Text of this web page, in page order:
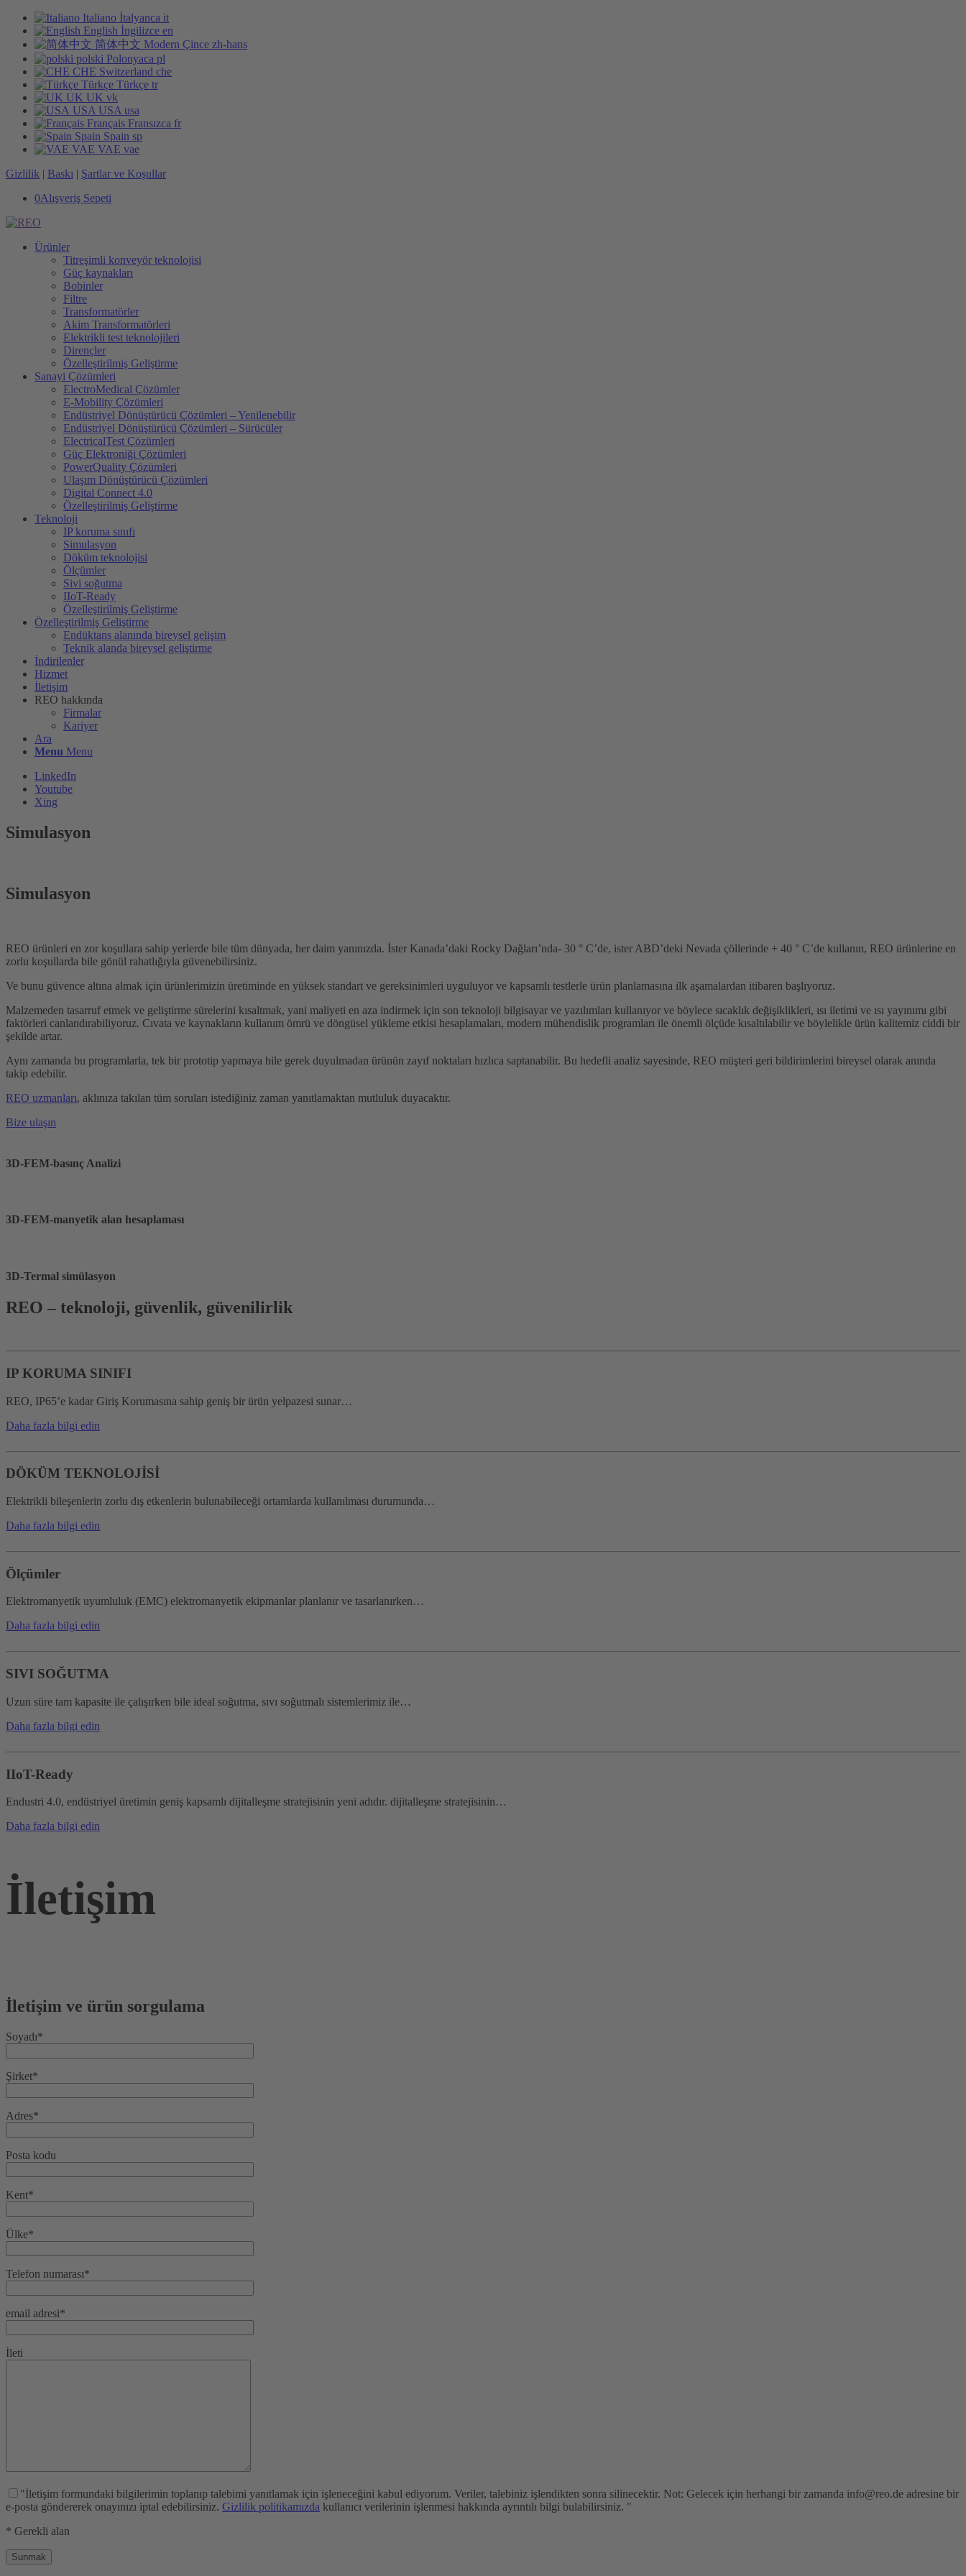
Italiano İtalyanca it
English İngilizce en
简体中文 Modern Çince zh-hans
polski Polonyaca pl
CHE Switzerland che
Türkçe Türkçe tr
UK UK vk
USA USA usa
Français Fransızca fr
Spain Spain sp
VAE VAE vae
Gizlilik | Baskı | Şartlar ve Koşullar
0Alışveriş Sepeti
Ürünler
Titreşimli konveyör teknolojisi
Güç kaynakları
Bobinler
Filtre
Transformatörler
Akim Transformatörleri
Elektrikli test teknolojileri
Dirençler
Özelleştirilmiş Geliştirme
Sanayi Çözümleri
ElectroMedical Çözümler
E-Mobility Çözümleri
Endüstriyel Dönüştürücü Çözümleri – Yenilenebilir
Endüstriyel Dönüştürücü Çözümleri – Sürücüler
ElectricalTest Çözümleri
Güç Elektroniği Çözümleri
PowerQuality Çözümleri
Ulaşım Dönüştürücü Çözümleri
Digital Connect 4.0
Özelleştirilmiş Geliştirme
Teknoloji
IP koruma sınıfı
Simulasyon
Döküm teknolojisi
Ölçümler
Sivi soğutma
IIoT-Ready
Özelleştirilmiş Geliştirme
Özelleştirilmiş Geliştirme
Endüktans alanında bireysel gelişim
Teknik alanda bireysel geliştirme
İndirilenler
Hizmet
İletişim
REO hakkında
Firmalar
Kariyer
Ara
Menu Menu
LinkedIn
Youtube
Xing
Simulasyon
Simulasyon
REO ürünleri en zor koşullara sahip yerlerde bile tüm dünyada, her daim yanınızda. İster Kanada’daki Rocky Dağları’nda- 30 ° C’de, ister ABD’deki Nevada çöllerinde + 40 ° C’de kullanın, REO ürünlerine en
zorlu koşullarda bile gönül rahatlığıyla güvenebilirsiniz.
Ve bunu güvence altına almak için ürünlerimizin üretiminde en yüksek standart ve gereksinimleri uyguluyor ve kapsamlı testlerle ürün planlamasına ilk aşamalardan itibaren başlıyoruz.
Malzemeden tasarruf etmek ve geliştirme sürelerini kısaltmak, yani maliyeti en aza indirmek için son teknoloji bilgisayar ve yazılımları kullanıyor ve böylece sıcaklık değişiklikleri, ısı iletimi ve ısı yayınımı gibi
faktörleri canlandırabiliyoruz. Cıvata ve kaynakların kullanım ömrü ve döngüsel yükleme etkisi hesaplamaları, modern mühendislik programları ile önemli ölçüde kısaltılabilir ve böylelikle ürün kalitemiz ciddi bir
şekilde artar.
Aynı zamanda bu programlarla, tek bir prototip yapmaya bile gerek duyulmadan ürünün zayıf noktaları hızlıca saptanabilir. Bu hedefli analiz sayesinde, REO müşteri geri bildirimlerini bireysel olarak anında
takip edebilir.
REO uzmanları, aklınıza takılan tüm soruları istediğiniz zaman yanıtlamaktan mutluluk duyacaktır.
Bize ulaşın
3D-FEM-basınç Analizi
3D-FEM-manyetik alan hesaplaması
3D-Termal simülasyon
REO – teknoloji, güvenlik, güvenilirlik
IP KORUMA SINIFI
REO, IP65’e kadar Giriş Korumasına sahip geniş bir ürün yelpazesi sunar…
Daha fazla bilgi edin
DÖKÜM TEKNOLOJİSİ
Elektrikli bileşenlerin zorlu dış etkenlerin bulunabileceği ortamlarda kullanılması durumunda…
Daha fazla bilgi edin
Ölçümler
Elektromanyetik uyumluluk (EMC) elektromanyetik ekipmanlar planlanır ve tasarlanırken…
Daha fazla bilgi edin
SIVI SOĞUTMA
Uzun süre tam kapasite ile çalışırken bile ideal soğutma, sıvı soğutmalı sistemlerimiz ile…
Daha fazla bilgi edin
IIoT-Ready
Endustri 4.0, endüstriyel üretimin geniş kapsamlı dijitalleşme stratejisinin yeni adıdır. dijitalleşme stratejisinin…
Daha fazla bilgi edin
İletişim
İletişim ve ürün sorgulama
Soyadı*
Şirket*
Adres*
Posta kodu
Kent*
Ülke*
Telefon numarası*
email adresi*
İleti
"İletişim formundaki bilgilerimin toplanıp talebimi yanıtlamak için işleneceğini kabul ediyorum. Veriler, talebiniz işlendikten sonra silinecektir. Not: Gelecek için herhangi bir zamanda info@reo.de adresine bir
e-posta göndererek onayınızı iptal edebilirsiniz. Gizlilik politikamızda kullanıcı verilerinin işlenmesi hakkında ayrıntılı bilgi bulabilirsiniz. "
* Gerekli alan